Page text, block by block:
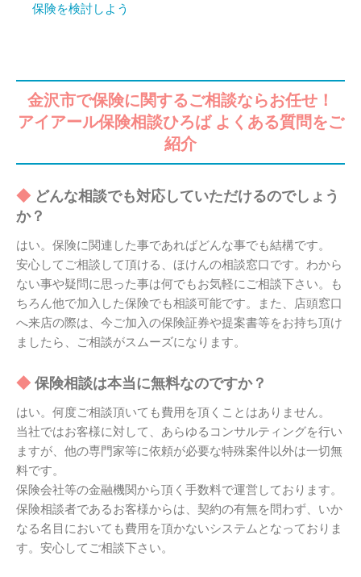
保険を検討しよう
金沢市で保険に関するご相談ならお任せ！
アイアール保険相談ひろば よくある質問をご
紹介
どんな相談でも対応していただけるのでしょう
か？
はい。保険に関連した事であればどんな事でも結構です。
安心してご相談して頂ける、ほけんの相談窓口です。わから
ない事や疑問に思った事は何でもお気軽にご相談下さい。も
ちろん他で加入した保険でも相談可能です。また、店頭窓口
へ来店の際は、今ご加入の保険証券や提案書等をお持ち頂け
ましたら、ご相談がスムーズになります。
保険相談は本当に無料なのですか？
はい。何度ご相談頂いても費用を頂くことはありません。
当社ではお客様に対して、あらゆるコンサルティングを行い
ますが、他の専門家等に依頼が必要な特殊案件以外は一切無
料です。
保険会社等の金融機関から頂く手数料で運営しております。
保険相談者であるお客様からは、契約の有無を問わず、いか
なる名目においても費用を頂かないシステムとなっておりま
す。安心してご相談下さい。